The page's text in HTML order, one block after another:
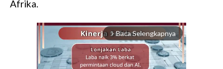
Afrika.
arrow_forward_ios Baca Selengkapnya